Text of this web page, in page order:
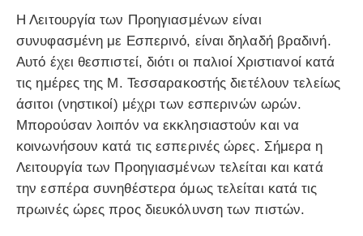
Η Λειτουργία των Προηγιασμένων είναι
συνυφασμένη με Εσπερινό, είναι δηλαδή βραδινή.
Αυτό έχει θεσπιστεί, διότι οι παλιοί Χριστιανοί κατά
τις ημέρες της Μ. Τεσσαρακοστής διετέλουν τελείως
άσιτοι (νηστικοί) μέχρι των εσπερινών ωρών.
Μπορούσαν λοιπόν να εκκλησιαστούν και να
κοινωνήσουν κατά τις εσπερινές ώρες. Σήμερα η
Λειτουργία των Προηγιασμένων τελείται και κατά
την εσπέρα συνηθέστερα όμως τελείται κατά τις
πρωινές ώρες προς διευκόλυνση των πιστών.